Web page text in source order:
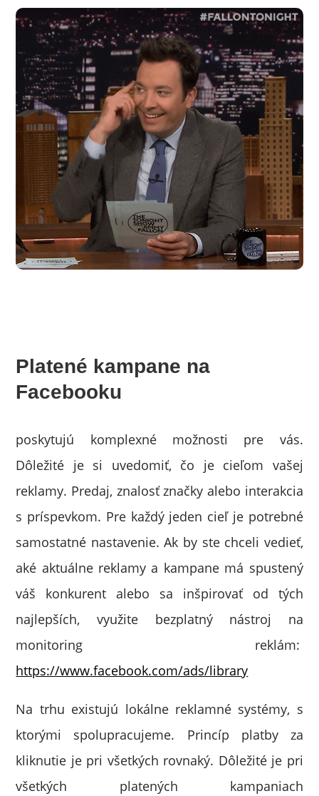
Platené kampane na
Facebooku
poskytujú komplexné možnosti pre vás.
Dôležité je si uvedomiť, čo je cieľom vašej
reklamy. Predaj, znalosť značky alebo interakcia
s príspevkom. Pre každý jeden cieľ je potrebné
samostatné nastavenie. Ak by ste chceli vedieť,
aké aktuálne reklamy a kampane má spustený
váš konkurent alebo sa inšpirovať od tých
najlepších, využite bezplatný nástroj na
monitoring reklám:
https://www.facebook.com/ads/library
Na trhu existujú lokálne reklamné systémy, s
ktorými spolupracujeme. Princíp platby za
kliknutie je pri všetkých rovnaký. Dôležité je pri
všetkých platených kampaniach